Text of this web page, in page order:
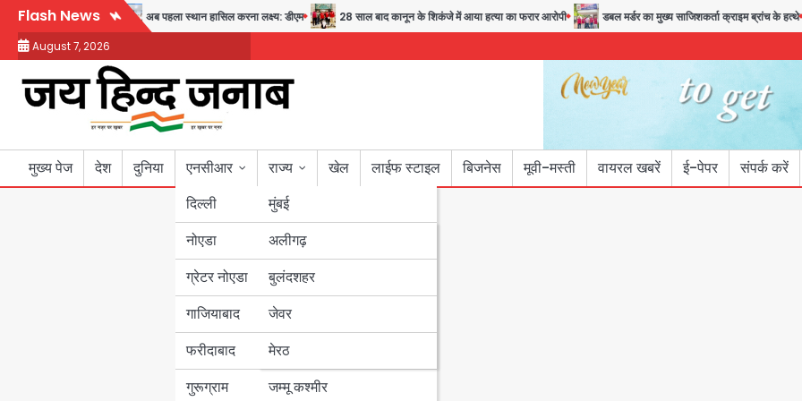
Skip
content
Flash News
और सुरक्षा का संदेश अब पहला स्थान हासिल करना लक्ष्य: डीएम 28 साल बाद कानून के शिकंजे में आया हत्या का फरार आरोपी डबल मर्डर का मुख्य साजिशकर्ता क्राइम ब्रांच के हत्थे
August 7, 2026
मुख्य पेज देश दुनिया
एनसीआर
दिल्ली
नोएडा
ग्रेटर नोएडा
गाजियाबाद
फरीदाबाद
गुरूग्राम
राज्य
मुंबई
उत्तर प्रदेश
अलीगढ़
बुलंदशहर
जेवर
मेरठ
बिहार
पंजाब
हरियाणा
जम्मू कश्मीर
खेल लाईफ स्टाइल बिजनेस मूवी-मस्ती वायरल खबरें ई-पेपर संपर्क करें